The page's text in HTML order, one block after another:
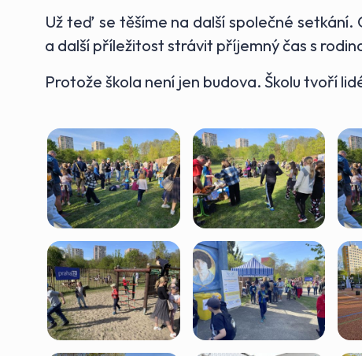
Už teď se těšíme na další společné
a další příležitost strávit příjemný čas s
Protože škola není jen budova. Školu tvoří